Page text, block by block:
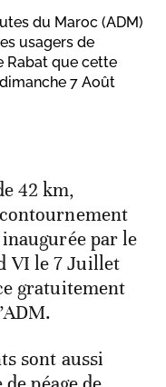
du Maroc (ADM)
usagers de
Rabat que cette
7 Août
42 km,
par le
VI le 7 Juillet
gratuitement
sont aussi